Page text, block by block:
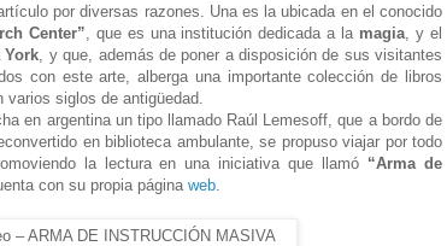
por diversas razones. Una es la ubicada en el conocido
Center” , que es una institución dedicada a la magia , y el
York , y que, además de poner a disposición de sus visitantes
con este arte, alberga una importante colección de libros
siglos de antigüedad.
en argentina un tipo llamado Raúl Lemesoff, que a bordo de
en biblioteca ambulante, se propuso viajar por todo
la lectura en una iniciativa que llamó “Arma de
con su propia página web